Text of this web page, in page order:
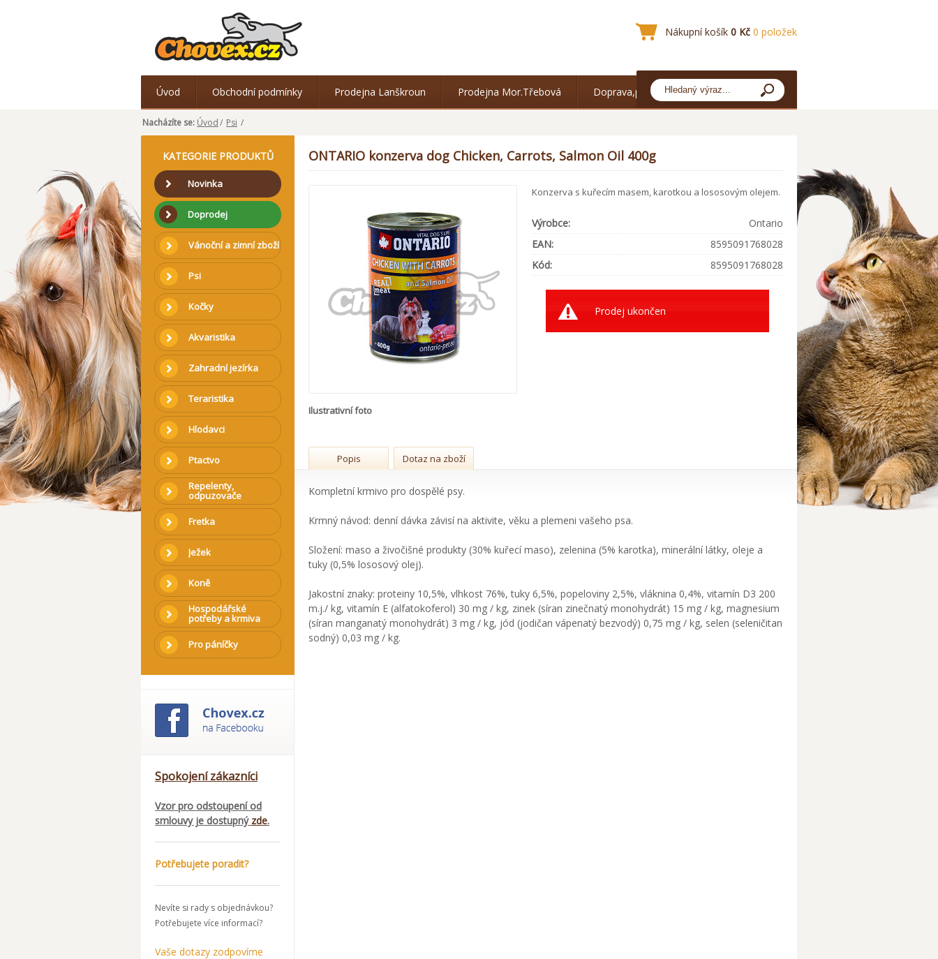
Nákupní košík 0 Kč 0 položek
Úvod Obchodní podmínky Prodejna Lanškroun Prodejna Mor.Třebová Doprava,platba
Nacházíte se: Úvod/ Psi /
KATEGORIE PRODUKTŮ
Novinka
Doprodej
Vánoční a zimní zboží
Psi
Kočky
Akvaristika
Zahradní jezírka
Teraristika
Hlodavci
Ptactvo
Repelenty,
odpuzovače
Fretka
Ježek
Koně
Hospodářské
potřeby a krmiva
Pro páníčky
Spokojení zákazníci
Vzor pro odstoupení od
smlouvy je dostupný zde.
Potřebujete poradit?
Nevíte si rady s objednávkou?
Potřebujete více informací?
Vaše dotazy zodpovíme
ONTARIO konzerva dog Chicken, Carrots, Salmon Oil 400g
Ilustrativní foto
Konzerva s kuřecím masem, karotkou a lososovým olejem.
Výrobce:
Ontario
EAN:
8595091768028
Kód:
8595091768028
Prodej ukončen
Popis Dotaz na zboží
Kompletní krmivo pro dospělé psy.
Krmný návod: denní dávka závisí na aktivite, věku a plemeni vašeho psa.
Složení: maso a živočišné produkty (30% kuřecí maso), zelenina (5% karotka), minerální látky, oleje a
tuky (0,5% lososový olej).
Jakostní znaky: proteiny 10,5%, vlhkost 76%, tuky 6,5%, popeloviny 2,5%, vláknina 0,4%, vitamín D3 200
m.j./ kg, vitamín E (alfatokoferol) 30 mg / kg, zinek (síran zinečnatý monohydrát) 15 mg / kg, magnesium
(síran manganatý monohydrát) 3 mg / kg, jód (jodičan vápenatý bezvodý) 0,75 mg / kg, selen (seleničitan
sodný) 0,03 mg / kg.